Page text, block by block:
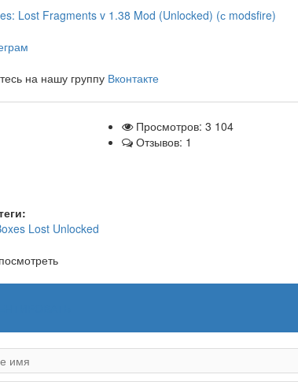
Lost Fragments v 1.38 Mod (Unlocked) (с modsfire)
на нашу группу Вконтакте
Просмотров: 3 104
Отзывов: 1
Lost Unlocked